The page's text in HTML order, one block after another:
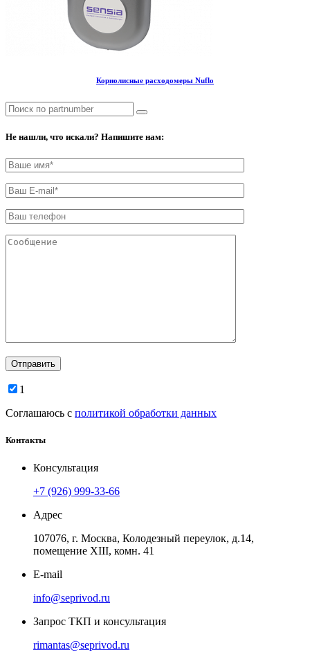
Кориолисные расходомеры Nuflo
Не нашли, что искали? Напишите нам:
1
Соглашаюсь с политикой обработки данных
Контакты
Консультация
+7 (926) 999-33-66
Адрес
107076, г. Москва, Колодезный переулок, д.14,
помещение ХIII, комн. 41
E-mail
info@seprivod.ru
Запрос ТКП и консультация
rimantas@seprivod.ru